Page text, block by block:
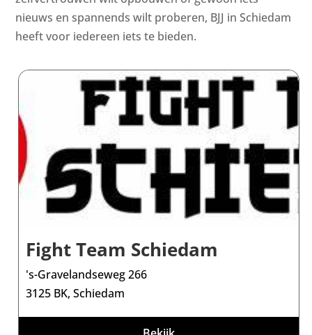
nieuws en spannends wilt proberen, BJJ in Schiedam
heeft voor iedereen iets te bieden.
Fight Team Schiedam
's-Gravelandseweg 266
3125 BK, Schiedam